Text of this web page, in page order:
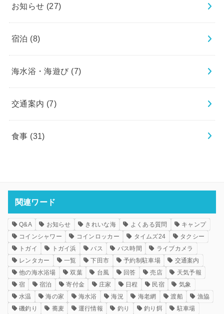
お知らせ (27)
宿泊 (8)
海水浴・海遊び (7)
交通案内 (7)
食事 (31)
関連ワード
Q&A お知らせ きれいな海 よくある質問
キャンプ
コインシャワー
コインロッカー タイムズ24
タクシー
トガイ
トガイ浜 バス バス時間
ライブカメラ
レンタカー
一覧 下田市 予約制駐車場
交通案内
他の海水浴場
双葉 台風 回答 売店
天気予報
宿
宿泊 寄付金 庄家 日程 民宿
気象
水温
海の家 海水浴 海況 海老網 渡船
漁協
磯釣り
蕎麦 運行情報 釣り 釣り餌 駐車場